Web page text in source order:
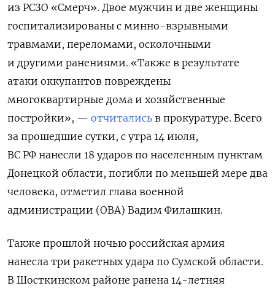
из РСЗО «Смерч». Двое мужчин и две женщины
госпитализированы с минно-взрывными
травмами, переломами, осколочными
и другими ранениями. «Также в результате
атаки оккупантов повреждены
многоквартирные дома и хозяйственные
постройки», — отчитались в прокуратуре. Всего
за прошедшие сутки, с утра 14 июля,
ВС РФ нанесли 18 ударов по населенным пунктам
Донецкой области, погибли по меньшей мере два
человека, отметил глава военной
администрации (ОВА) Вадим Филашкин.
Также прошлой ночью российская армия
нанесла три ракетных удара по Сумской области.
В Шосткинском районе ранена 14-летняя